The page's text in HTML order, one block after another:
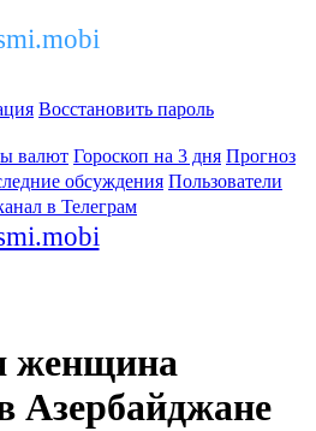
Восстановить пароль
валют Гороскоп на 3 дня Прогноз
обсуждения Пользователи
в Телеграм
женщина
Азербайджане